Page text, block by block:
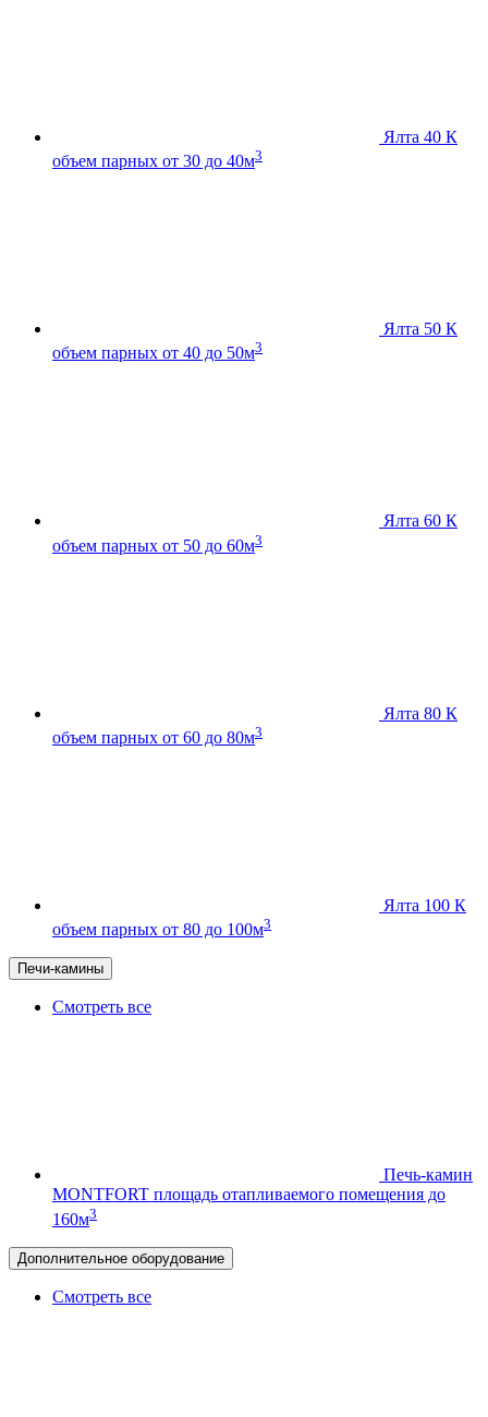
Ялта 40 К
объем парных от 30 до 40м3
Ялта 50 К
объем парных от 40 до 50м3
Ялта 60 К
объем парных от 50 до 60м3
Ялта 80 К
объем парных от 60 до 80м3
Ялта 100 К
объем парных от 80 до 100м3
Печи-камины
Смотреть все
Печь-камин
MONTFORT площадь отапливаемого помещения до
160м3
Дополнительное оборудование
Смотреть все